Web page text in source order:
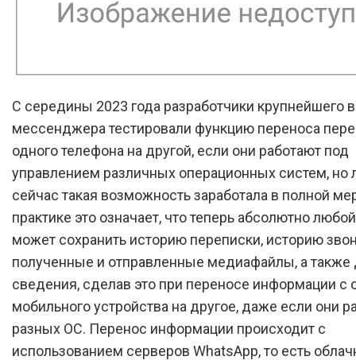
С середины 2023 года разработчики крупнейшего
мессенджера тестировали функцию переноса
одного телефона на другой, если они работают под
управлением различных операционных систем, но
сейчас такая возможность заработала в полной
практике это означает, что теперь абсолютно
может сохранить историю переписки, историю
полученные и отправленные медиафайлы, а также
сведения, сделав это при переносе информации с
мобильного устройства на другое, даже если они
разных ОС. Перенос информации происходит с
использованием серверов WhatsApp, то есть